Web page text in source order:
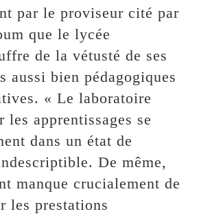
par le proviseur cité par
que le lycée
de la vétusté de ses
aussi bien pédagogiques
« Le laboratoire
les apprentissages se
dans un état de
De même,
manque crucialement de
les prestations